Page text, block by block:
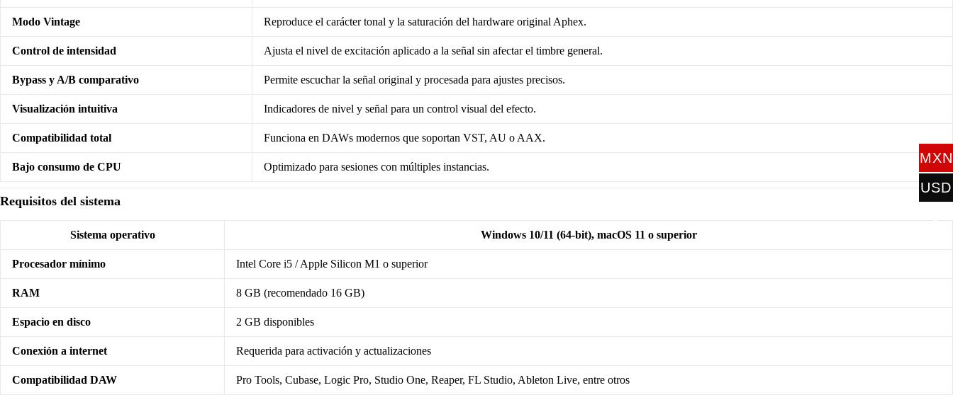
Modo Vintage Reproduce el carácter tonal y la saturación del hardware original Aphex.
Control de intensidad Ajusta el nivel de excitación aplicado a la señal sin afectar el timbre general.
Bypass y A/B comparativo Permite escuchar la señal original y procesada para ajustes precisos.
Visualización intuitiva Indicadores de nivel y señal para un control visual del efecto.
Compatibilidad total Funciona en DAWs modernos que soportan VST, AU o AAX.
Bajo consumo de CPU Optimizado para sesiones con múltiples instancias.
Requisitos del sistema
Sistema operativo Windows 10/11 (64-bit), macOS 11 o superior
Procesador mínimo Intel Core i5 / Apple Silicon M1 o superior
RAM 8 GB (recomendado 16 GB)
Espacio en disco 2 GB disponibles
Conexión a internet Requerida para activación y actualizaciones
Compatibilidad DAW Pro Tools, Cubase, Logic Pro, Studio One, Reaper, FL Studio, Ableton Live, entre otros
MXN
$
USD